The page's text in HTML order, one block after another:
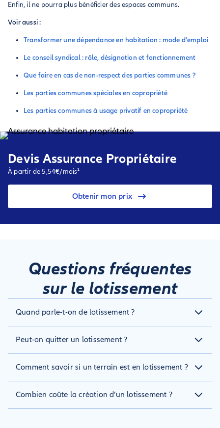
Enfin, il ne pourra plus bénéficier des espaces communs.
Voir aussi :
Transformer une dépendance en habitation : mode d'emploi
Le conseil syndical : rôle, désignation et fonctionnement
Que faire en cas de non-respect des parties communes ?
Les parties communes spéciales en copropriété
Les parties communes à usage privatif en copropriété
Devis Assurance Propriétaire
À partir de 5,54€/mois¹
Obtenir mon prix
Questions fréquentes
sur le lotissement
Quand parle-t-on de lotissement ?
viabilisés. Et dont chaque propriétaire possède à la fois le
Peut-on quitter un lotissement ?
appelée distraction d’un immeuble. Ce sont les statuts de
charge de celui qui s’en va.
Comment savoir si un terrain est en lotissement ?
plusieurs lots. Il est possible de constater cet élément en
Combien coûte la création d’un lotissement ?